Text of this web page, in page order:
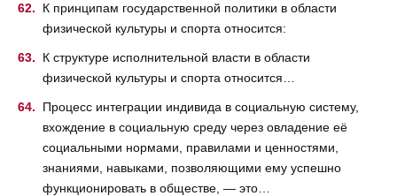
К принципам государственной политики в области
физической культуры и спорта относится:
К структуре исполнительной власти в области
физической культуры и спорта относится…
Процесс интеграции индивида в социальную систему,
вхождение в социальную среду через овладение её
социальными нормами, правилами и ценностями,
знаниями, навыками, позволяющими ему успешно
функционировать в обществе, — это…